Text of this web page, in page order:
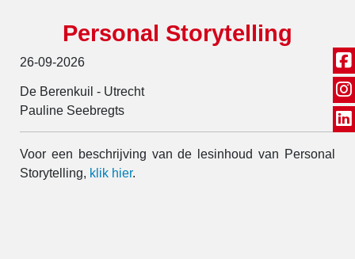
Personal Storytelling
26-09-2026
De Berenkuil - Utrecht
Pauline Seebregts
Voor een beschrijving van de lesinhoud van Personal
Storytelling, klik hier.